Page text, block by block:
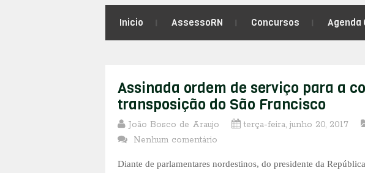
Inicio AssessoRN Concursos Agenda
Assinada ordem de serviço para a
transposição do São Francisco
João Bosco de Araujo terça-feira, junho 20, 2017
Nenhum comentário
Diante de parlamentares nordestinos, do presidente da